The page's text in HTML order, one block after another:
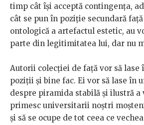
timp cât își acceptă contingența,
cât se pun în poziție secundară
ontologică a artefactul estetic, au
parte din legitimitatea lui, dar nu
Autorii colecției de față vor să lase
poziții și bine fac. Ei vor să lase în
despre piramida stabilă și ilustră a
primesc universitarii noștri
și să se ocupe de tot ceea ce